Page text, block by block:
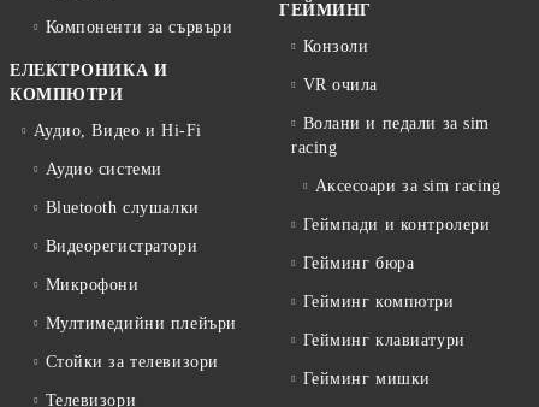
Компоненти за сървъри
ЕЛЕКТРОНИКА И
КОМПЮТРИ
Аудио, Видео и Hi-Fi
Аудио системи
Bluetooth слушалки
Видеорегистратори
Микрофони
Мултимедийни плейъри
Стойки за телевизори
Телевизори
ГЕЙМИНГ
Конзоли
VR очила
Волани и педали за sim
racing
Аксесоари за sim racing
Геймпади и контролери
Гейминг бюра
Гейминг компютри
Гейминг клавиатури
Гейминг мишки